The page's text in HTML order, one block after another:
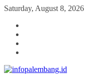
Skip
content
Saturday, August 8, 2026